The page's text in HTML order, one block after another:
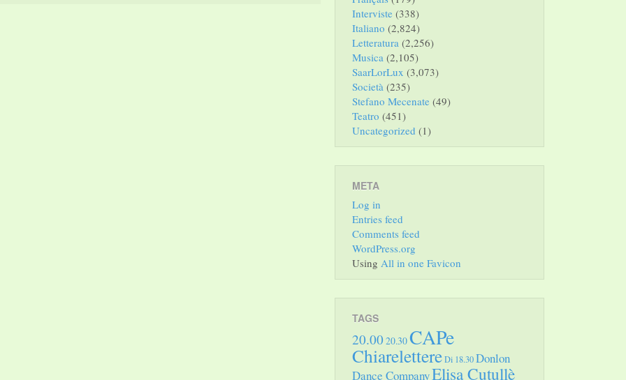
Interviste (338)
Italiano (2,824)
Letteratura (2,256)
Musica (2,105)
SaarLorLux (3,073)
Società (235)
Stefano Mecenate (49)
Teatro (451)
Uncategorized (1)
META
Log in
Entries feed
Comments feed
WordPress.org
Using All in one Favicon
TAGS
20.00 20.30CAPe
ChiarelettereDi 18.30Donlon
Dance CompanyElisa Cutullè